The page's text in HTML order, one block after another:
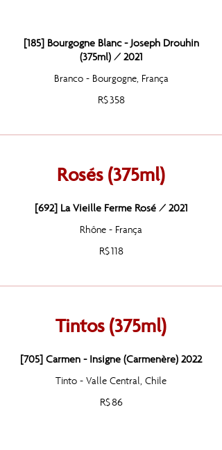
[185] Bourgogne Blanc - Joseph Drouhin
(375ml) / 2021
Branco - Bourgogne, França
R$ 358
Rosés (375ml)
[692] La Vieille Ferme Rosé / 2021
Rhône - França
R$ 118
Tintos (375ml)
[705] Carmen - Insigne (Carmenère) 2022
Tinto - Valle Central, Chile
R$ 86